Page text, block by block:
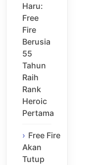
Haru:
Free
Fire
Berusia
55
Tahun
Raih
Rank
Heroic
Pertama
Free Fire
Akan
Tutup